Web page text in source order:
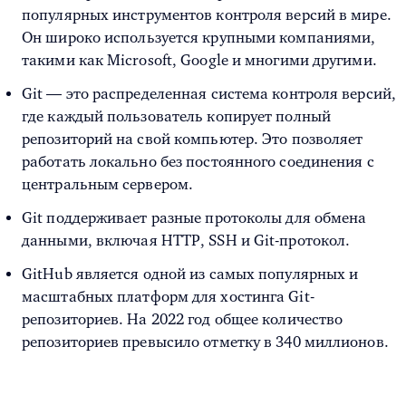
популярных инструментов контроля версий в мире.
Он широко используется крупными компаниями,
такими как Microsoft, Google и многими другими.
Git — это распределенная система контроля версий,
где каждый пользователь копирует полный
репозиторий на свой компьютер. Это позволяет
работать локально без постоянного соединения с
центральным сервером.
Git поддерживает разные протоколы для обмена
данными, включая HTTP, SSH и Git-протокол.
GitHub является одной из самых популярных и
масштабных платформ для хостинга Git-
репозиториев. На 2022 год общее количество
репозиториев превысило отметку в 340 миллионов.